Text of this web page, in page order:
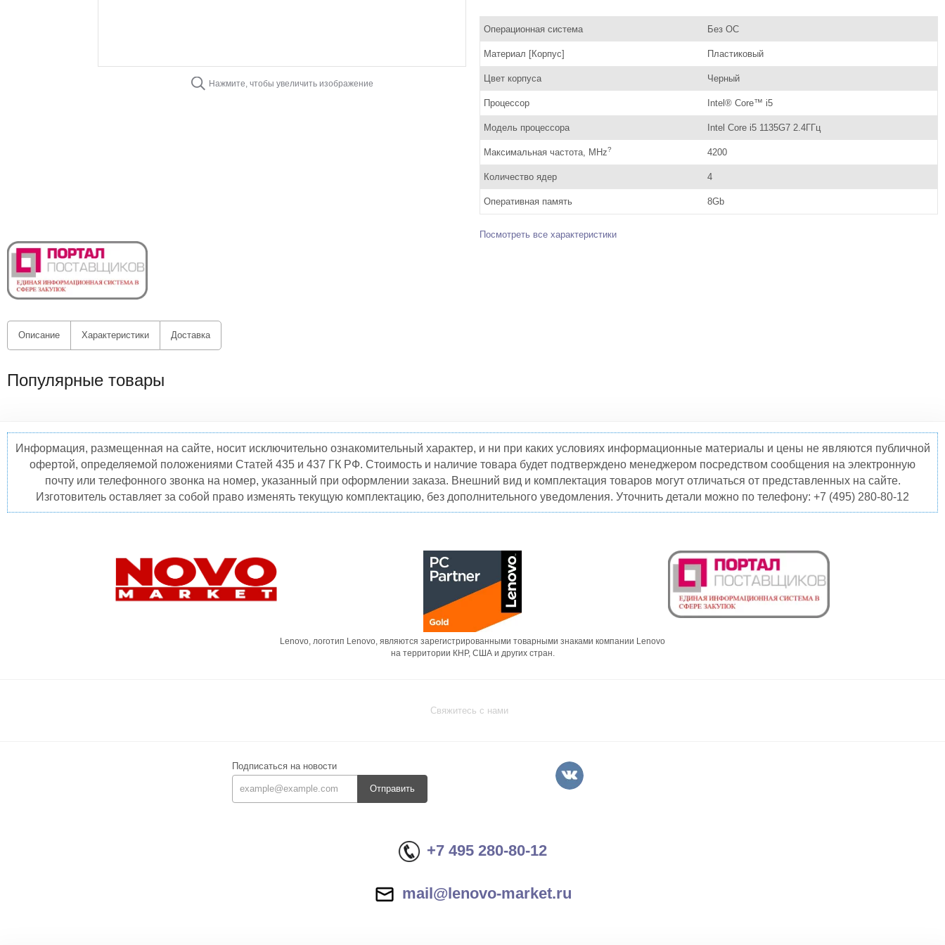
Нажмите, чтобы увеличить изображение
Операционная система Без ОС
Материал [Корпус] Пластиковый
Цвет корпуса Черный
Процессор Intel® Core™ i5
Модель процессора Intel Core i5 1135G7 2.4ГГц
Максимальная частота, MHz? 4200
Количество ядер 4
Оперативная память 8Gb
Посмотреть все характеристики
Описание Характеристики Доставка
Популярные товары
Информация, размещенная на сайте, носит исключительно ознакомительный характер, и ни при каких условиях информационные материалы и цены не являются публичной
офертой, определяемой положениями Статей 435 и 437 ГК РФ. Стоимость и наличие товара будет подтверждено менеджером посредством сообщения на электронную
почту или телефонного звонка на номер, указанный при оформлении заказа. Внешний вид и комплектация товаров могут отличаться от представленных на сайте.
Изготовитель оставляет за собой право изменять текущую комплектацию, без дополнительного уведомления. Уточнить детали можно по телефону: +7 (495) 280-80-12
Lenovo, логотип Lenovo, являются зарегистрированными товарными знаками компании Lenovo
на территории КНР, США и других стран.
Свяжитесь с нами
Подписаться на новости
Отправить
+7 495 280-80-12
mail@lenovo-market.ru